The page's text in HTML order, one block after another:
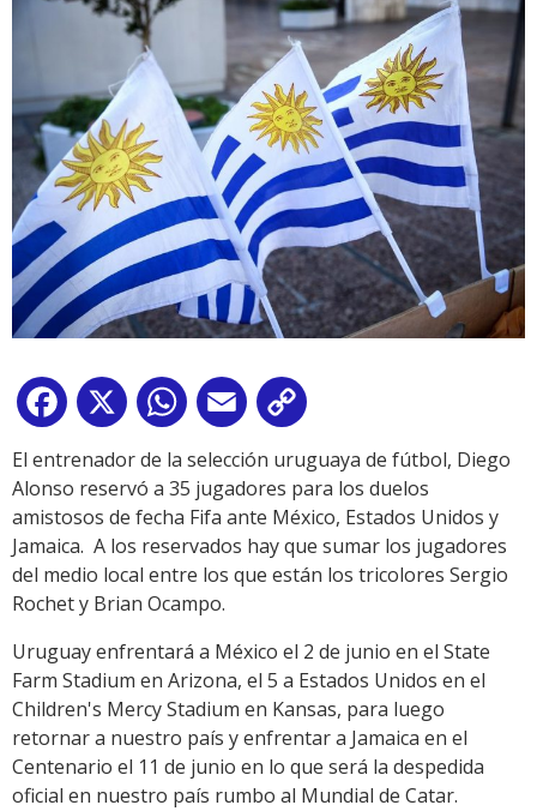
Facebook
X WhatsApp
Email
Link
El entrenador de la selección uruguaya de fútbol, Diego
Alonso reservó a 35 jugadores para los duelos
amistosos de fecha Fifa ante México, Estados Unidos y
Jamaica. A los reservados hay que sumar los jugadores
del medio local entre los que están los tricolores Sergio
Rochet y Brian Ocampo.
Uruguay enfrentará a México el 2 de junio en el State
Farm Stadium en Arizona, el 5 a Estados Unidos en el
Children's Mercy Stadium en Kansas, para luego
retornar a nuestro país y enfrentar a Jamaica en el
Centenario el 11 de junio en lo que será la despedida
oficial en nuestro país rumbo al Mundial de Catar.